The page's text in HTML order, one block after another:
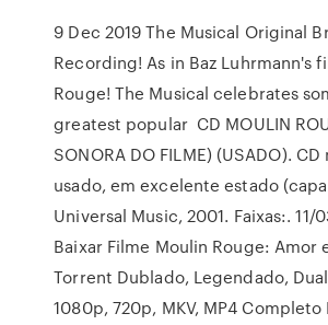
9 Dec 2019 The Musical Original
Recording! As in Baz Luhrmann's
Rouge! The Musical celebrates
greatest popular CD MOULIN
SONORA DO FILME) (USADO).
usado, em excelente estado
Universal Music, 2001. Faixas:. 11/
Baixar Filme Moulin Rouge: Amor
Torrent Dublado, Legendado,
1080p, 720p, MKV, MP4 Completo